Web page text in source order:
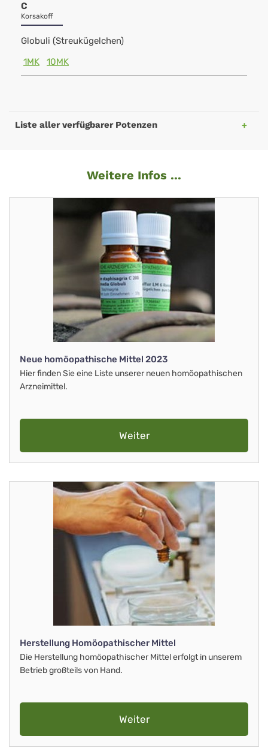
C
Korsakoff
Globuli (Streukügelchen)
1MK
10MK
Liste aller verfügbarer Potenzen
Weitere Infos ...
Neue homöopathische Mittel 2023
Hier finden Sie eine Liste unserer neuen homöopathischen
Arzneimittel.
Weiter
Herstellung Homöopathischer Mittel
Die Herstellung homöopathischer Mittel erfolgt in unserem
Betrieb großteils von Hand.
Weiter